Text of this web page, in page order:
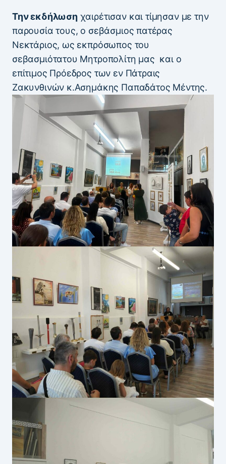
Την εκδήλωσηχαιρέτισαν και τίμησαν με την
παρουσία τους, ο σεβάσμιος πατέρας
Νεκτάριος, ως εκπρόσωπος του
σεβασμιότατου Μητροπολίτη μας και ο
επίτιμος Πρόεδρος των εν Πάτραις
Ζακυνθινών κ.Ασημάκης Παπαδάτος Μέντης.